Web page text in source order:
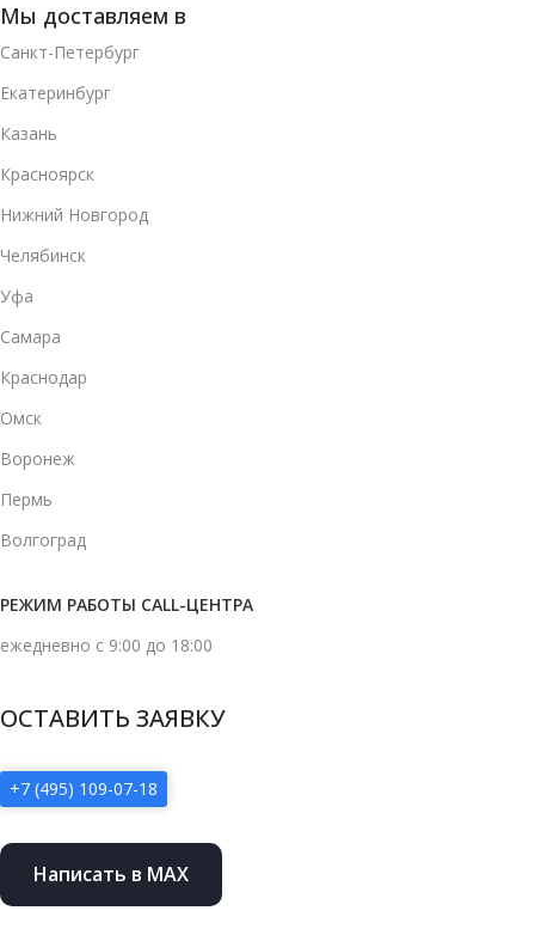
Мы доставляем в
Санкт-Петербург
Екатеринбург
Казань
Красноярск
Нижний Новгород
Челябинск
Уфа
Самара
Краснодар
Омск
Воронеж
Пермь
Волгоград
РЕЖИМ РАБОТЫ CALL-ЦЕНТРА
ежедневно с 9:00 до 18:00
ОСТАВИТЬ ЗАЯВКУ
+7 (495) 109-07-18
Написать в MAX